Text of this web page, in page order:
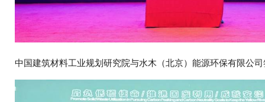
中国建筑材料工业规划研究院与水木（北京）能源环保有限公司